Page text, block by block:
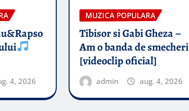
4, 2026
MUZICA POPULARA
Tibisor si Gabi Gheza –
Am o banda de smecheri
[videoclip oficial]
admin aug. 4, 2026